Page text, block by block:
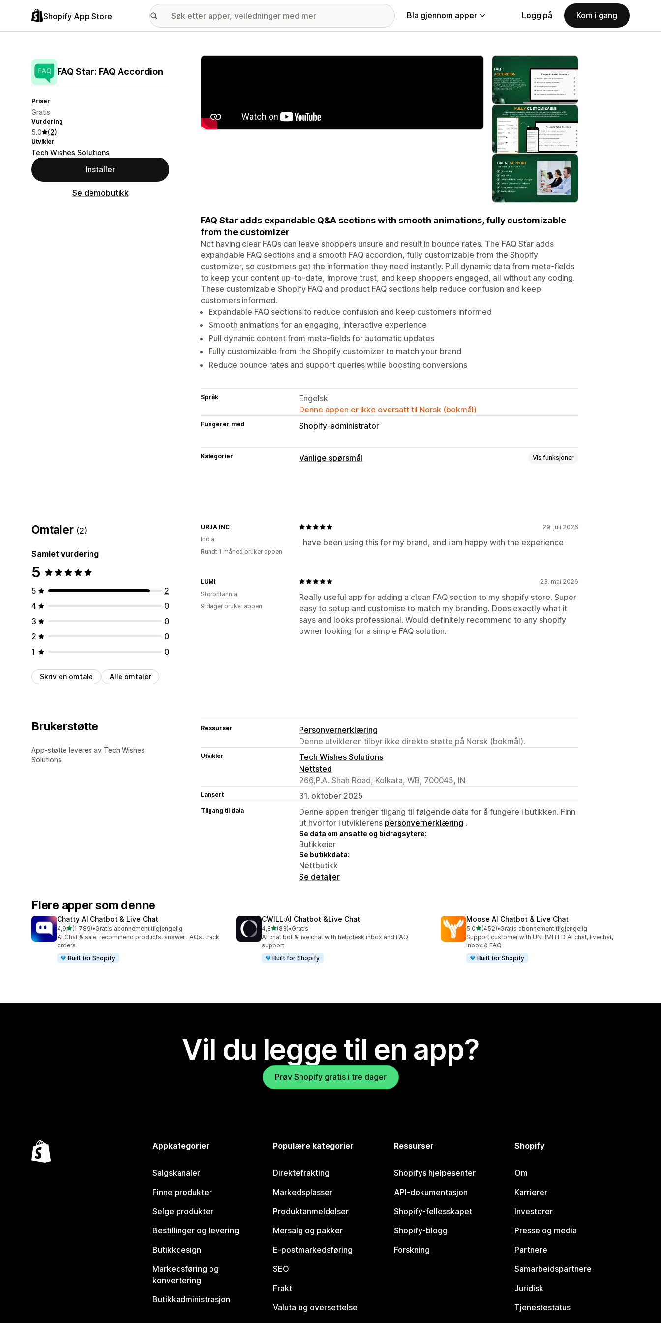
Shopify App Store Bla gjennom apper Logg på Kom i gang
FAQ Star: FAQ Accordion
Priser
Gratis
Vurdering
5.0 (2)
Utvikler
Tech Wishes Solutions
Installer
Se demobutikk
Galleri med fremhevede bilder
FAQ Star adds expandable Q&A sections with smooth animations, fully customizable
from the customizer
Not having clear FAQs can leave shoppers unsure and result in bounce rates. The FAQ Star adds
expandable FAQ sections and a smooth FAQ accordion, fully customizable from the Shopify
customizer, so customers get the information they need instantly. Pull dynamic data from meta-fields
to keep your content up-to-date, improve trust, and keep shoppers engaged, all without any coding.
These customizable Shopify FAQ and product FAQ sections help reduce confusion and keep
customers informed.
Expandable FAQ sections to reduce confusion and keep customers informed
Smooth animations for an engaging, interactive experience
Pull dynamic content from meta-fields for automatic updates
Fully customizable from the Shopify customizer to match your brand
Reduce bounce rates and support queries while boosting conversions
Språk
Engelsk
Denne appen er ikke oversatt til Norsk (bokmål)
Fungerer med Shopify-administrator
Kategorier Vanlige spørsmål Vis funksjoner
Omtaler (2)
Samlet vurdering
5
5
2
4
0
3
0
2
0
1
0
Skriv en omtale Alle omtaler
29. juli 2026
I have been using this for my brand, and i am happy with the experience
URJA INC
India
Rundt 1 måned bruker appen
23. mai 2026
Really useful app for adding a clean FAQ section to my shopify store. Super
easy to setup and customise to match my branding. Does exactly what it
says and looks professional. Would definitely recommend to any shopify
owner looking for a simple FAQ solution.
LUMI
Storbritannia
9 dager bruker appen
Brukerstøtte
App-støtte leveres av Tech Wishes
Solutions.
Ressurser
Personvernerklæring
Denne utvikleren tilbyr ikke direkte støtte på Norsk (bokmål).
Utvikler
Tech Wishes Solutions
Nettsted
266,P.A. Shah Road, Kolkata, WB, 700045, IN
Lansert 31. oktober 2025
Tilgang til data
Denne appen trenger tilgang til følgende data for å fungere i butikken. Finn
ut hvorfor i utviklerens personvernerklæring .
Se data om ansatte og bidragsytere:
Butikkeier
Se butikkdata:
Nettbutikk
Se detaljer
Flere apper som denne
Chatty AI Chatbot & Live Chat
4,9av 5 stjerner
(1 789)
Totalt 1789 omtaler
•Gratis abonnement tilgjengelig
AI Chat & sale: recommend products, answer FAQs, track
orders
Built for Shopify
CWILL:AI Chatbot &Live Chat
4,8av 5 stjerner
(83)
Totalt 83 omtaler
•Gratis
AI chat bot & live chat with helpdesk inbox and FAQ
support
Built for Shopify
Moose AI Chatbot & Live Chat
5,0av 5 stjerner
(452)
Totalt 452 omtaler
•Gratis abonnement tilgjengelig
Support customer with UNLIMITED AI chat, livechat,
inbox & FAQ
Built for Shopify
Vil du legge til en app?
Prøv Shopify gratis i tre dager
Appkategorier
Salgskanaler
Finne produkter
Selge produkter
Bestillinger og levering
Butikkdesign
Markedsføring og
konvertering
Butikkadministrasjon
Populære kategorier
Direktefrakting
Markedsplasser
Produktanmeldelser
Mersalg og pakker
E-postmarkedsføring
SEO
Frakt
Valuta og oversettelse
Ressurser
Shopifys hjelpesenter
API-dokumentasjon
Shopify-fellesskapet
Shopify-blogg
Forskning
Shopify
Om
Karrierer
Investorer
Presse og media
Partnere
Samarbeidspartnere
Juridisk
Tjenestestatus